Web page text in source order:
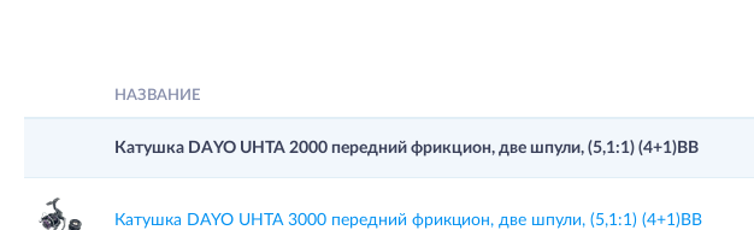
НАЗВАНИЕ
Катушка DAYO UHTA 2000 передний фрикцион, две шпули, (5,1:1) (4+1)ВВ
Катушка DAYO UHTA 3000 передний фрикцион, две шпули, (5,1:1) (4+1)ВВ